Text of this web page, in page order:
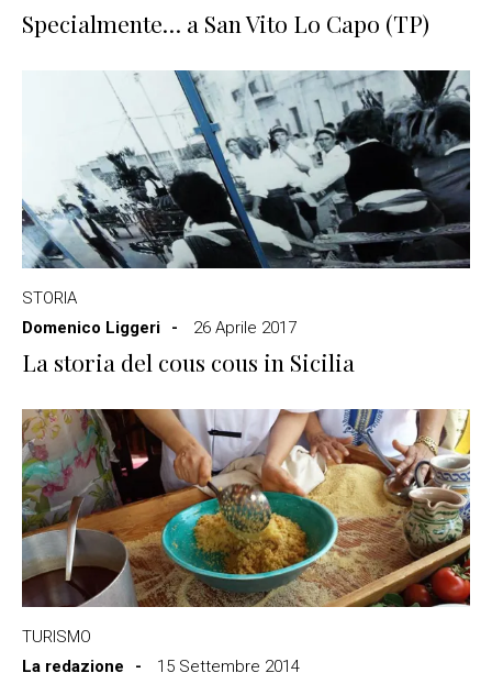
Specialmente… a San Vito Lo Capo (TP)
STORIA
Domenico Liggeri
26 Aprile 2017
La storia del cous cous in Sicilia
TURISMO
La redazione
15 Settembre 2014